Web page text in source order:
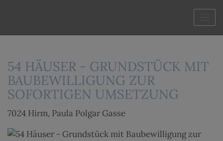
54 HÄUSER - GRUNDSTÜCK MIT
BAUBEWILLIGUNG ZUR
SOFORTIGEN UMSETZUNG
7024 Hirm, Paula Polgar Gasse